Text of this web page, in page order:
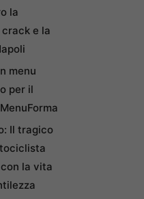
la
e la
menu
per il
Il tragico
la vita